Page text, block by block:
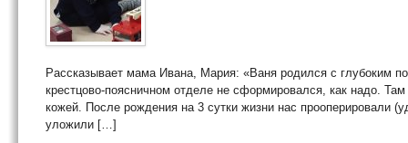
Рассказывает мама Ивана, Мария: «Ваня родился с глубоким
крестцово-поясничном отделе не сформировался, как надо.
кожей. После рождения на 3 сутки жизни нас прооперировали
уложили […]